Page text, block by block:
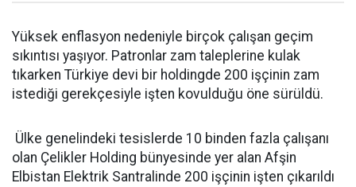
Yüksek enflasyon nedeniyle birçok çalışan geçim
sıkıntısı yaşıyor. Patronlar zam taleplerine kulak
tıkarken Türkiye devi bir holdingde 200 işçinin zam
istediği gerekçesiyle işten kovulduğu öne sürüldü.
Ülke genelindeki tesislerde 10 binden fazla çalışanı
olan Çelikler Holding bünyesinde yer alan Afşin
Elbistan Elektrik Santralinde 200 işçinin işten çıkarıldı